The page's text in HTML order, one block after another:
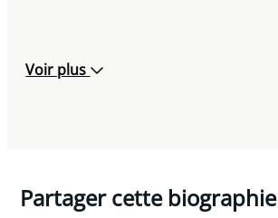
Voir plus
Partager cette biographie